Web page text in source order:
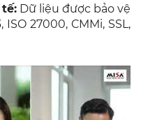
Dữ liệu được bảo vệ
27000, CMMi, SSL,